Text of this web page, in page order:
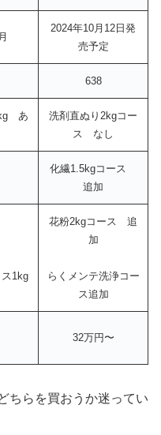
2024年10月12日発
売予定
638
あ
洗剤直ぬり2kgコー
ス なし
化繊1.5kgコース
追加
1kg
花粉2kgコース 追
加
らくメンテ洗浄コー
ス追加
32万円〜
ちらを買おうか迷ってい